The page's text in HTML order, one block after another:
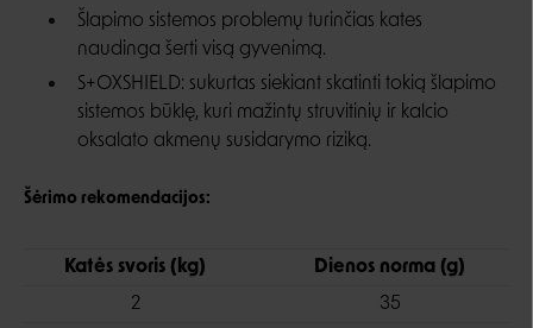
Šlapimo sistemos problemų turinčias kates
naudinga šerti visą gyvenimą.
S+OXSHIELD: sukurtas siekiant skatinti tokią šlapimo
sistemos būklę, kuri mažintų struvitinių ir kalcio
oksalato akmenų susidarymo riziką.
Šėrimo rekomendacijos:
Katės svoris (kg)
Dienos norma (g)
2
35